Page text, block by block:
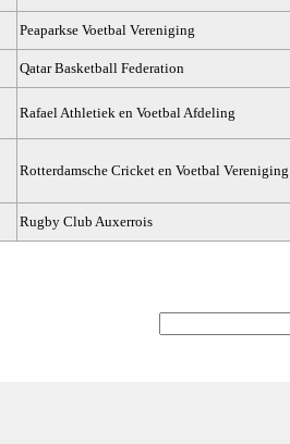
Peaparkse Voetbal Vereniging
Qatar Basketball Federation
Rafael Athletiek en Voetbal Afdeling
Rotterdamsche Cricket en Voetbal Vereniging
Rugby Club Auxerrois